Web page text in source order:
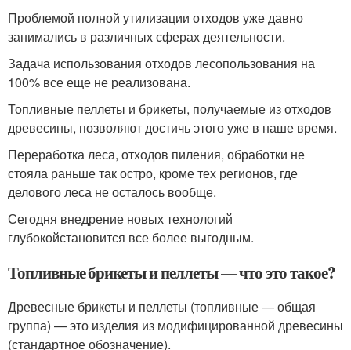
Проблемой полной утилизации отходов уже давно
занимались в различных сферах деятельности.
Задача использования отходов лесопользования на
100% все еще не реализована.
Топливные пеллеты и брикеты, получаемые из отходов
древесины, позволяют достичь этого уже в наше время.
Переработка леса, отходов пиления, обработки не
стояла раньше так остро, кроме тех регионов, где
делового леса не осталось вообще.
Сегодня внедрение новых технологий
глубокойстановится все более выгодным.
Топливные брикеты и пеллеты — что это такое?
Древесные брикеты и пеллеты (топливные — общая
группа) — это изделия из модифицированной древесины
(стандартное обозначение).